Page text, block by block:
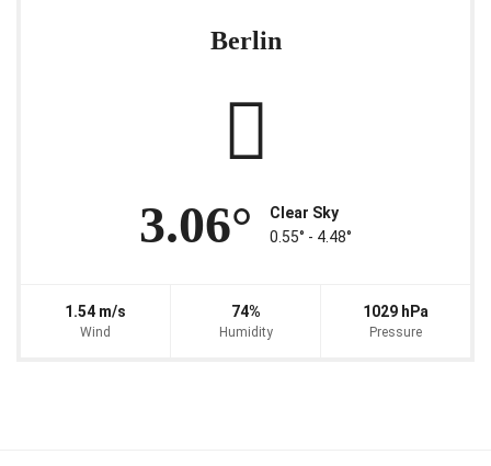
Berlin
3.06°
Clear Sky
0.55° ‐ 4.48°
1.54 m/s
Wind
74%
Humidity
1029 hPa
Pressure